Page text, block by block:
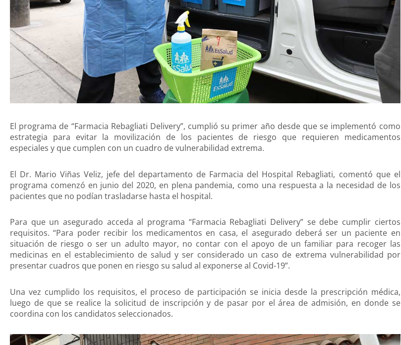
El programa de “Farmacia Rebagliati Delivery”, cumplió su primer año desde que se implementó como
estrategia para evitar la movilización de los pacientes de riesgo que requieren medicamentos
especiales y que cumplen con un cuadro de vulnerabilidad extrema.
El Dr. Mario Viñas Veliz, jefe del departamento de Farmacia del Hospital Rebagliati, comentó que el
programa comenzó en junio del 2020, en plena pandemia, como una respuesta a la necesidad de los
pacientes que no podían trasladarse hasta el hospital.
Para que un asegurado acceda al programa “Farmacia Rebagliati Delivery” se debe cumplir ciertos
requisitos. “Para poder recibir los medicamentos en casa, el asegurado deberá ser un paciente en
situación de riesgo o ser un adulto mayor, no contar con el apoyo de un familiar para recoger las
medicinas en el establecimiento de salud y ser considerado un caso de extrema vulnerabilidad por
presentar cuadros que ponen en riesgo su salud al exponerse al Covid-19”.
Una vez cumplido los requisitos, el proceso de participación se inicia desde la prescripción médica,
luego de que se realice la solicitud de inscripción y de pasar por el área de admisión, en donde se
coordina con los candidatos seleccionados.